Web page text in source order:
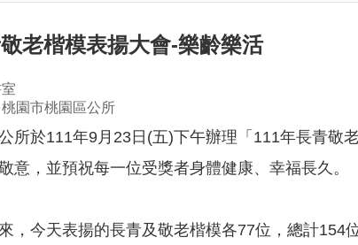
老楷模表揚大會-樂齡樂活
園市桃園區公所
所於111年9月23日(五)下午辦理「111年長青敬
意，並預祝每一位受獎者身體健康、幸福長久。
，今天表揚的長青及敬老楷模各77位，總計154